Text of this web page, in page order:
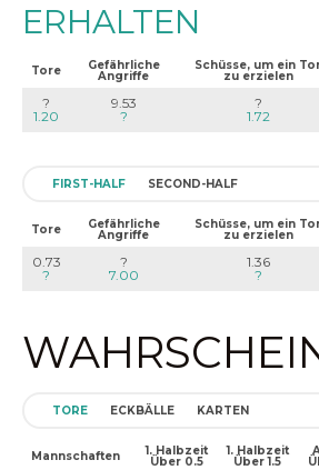
ERHALTEN
Tore Gefährliche
Angriffe
Schüsse, um ein
zu erzielen
?
1.20
9.53
?
?
1.72
FIRST-HALF SECOND-HALF
Tore Gefährliche
Angriffe
Schüsse, um ein
zu erzielen
0.73
?
?
7.00
1.36
?
TORE ECKBÄLLE KARTEN
Mannschaften 1. Halbzeit
Über 0.5
1. Halbzeit
Über 1.5